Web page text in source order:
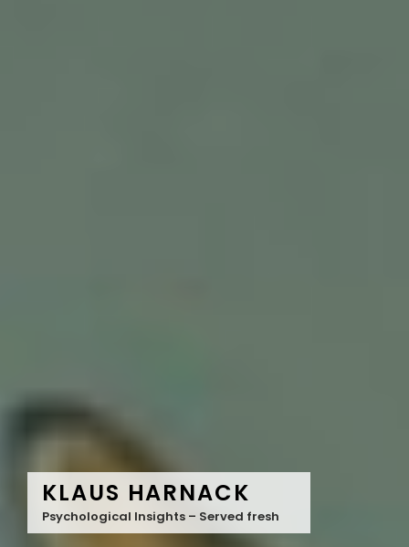
KLAUS HARNACK
Psychological Insights – Served fresh